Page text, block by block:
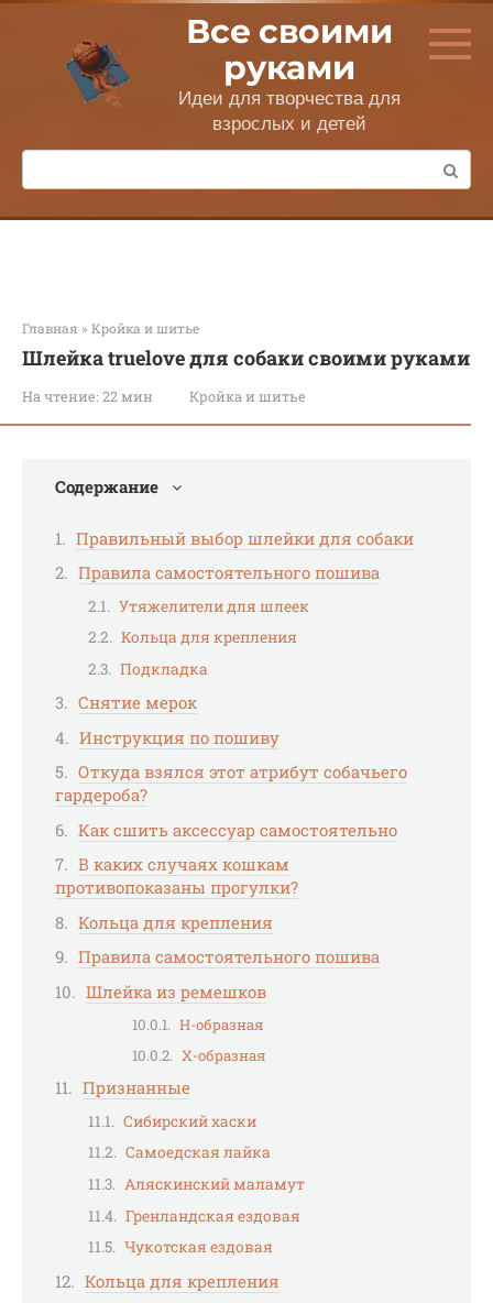
Перейти
контенту
Все своими
руками
Идеи для творчества для
взрослых и детей
Поиск:
Главная » Кройка и шитье
Шлейка truelove для собаки своими руками
На чтение: 22 мин Кройка и шитье
Содержание
Правильный выбор шлейки для собаки
Правила самостоятельного пошива
Утяжелители для шлеек
Кольца для крепления
Подкладка
Снятие мерок
Инструкция по пошиву
Откуда взялся этот атрибут собачьего
гардероба?
Как сшить аксессуар самостоятельно
В каких случаях кошкам
противопоказаны прогулки?
Кольца для крепления
Правила самостоятельного пошива
Шлейка из ремешков
Н-образная
Х-образная
Признанные
Сибирский хаски
Самоедская лайка
Аляскинский маламут
Гренландская ездовая
Чукотская ездовая
Кольца для крепления